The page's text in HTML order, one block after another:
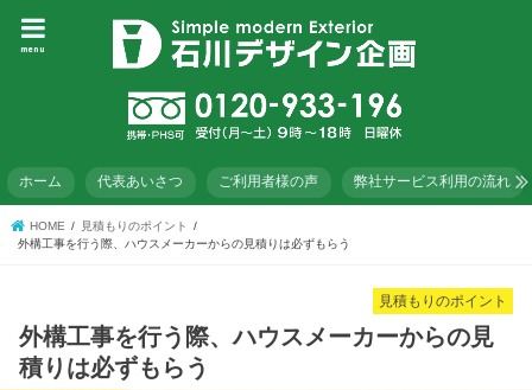
menu
ホーム 代表あいさつ ご利用者様の声 弊社サービス利用の流れ
HOME
見積もりのポイント
外構工事を行う際、ハウスメーカーからの見積りは必ずもらう
見積もりのポイント
外構工事を行う際、ハウスメーカーからの見
積りは必ずもらう